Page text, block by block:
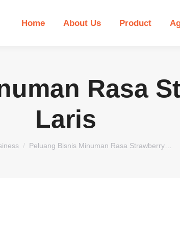
Home About Us Product
Rasa
Laris
Peluang Bisnis Minuman Rasa Strawberry…